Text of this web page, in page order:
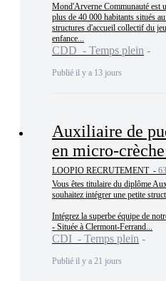
Mond'Arverne Communauté est
plus de 40 000 habitants situés
structures d'accueil collectif du
enfance...
CDD - Temps plein
Publié il y a 13 jours
Auxiliaire de
en micro-
LOOPIO RECRUTEMENT -
Vous êtes titulaire du diplôme
souhaitez intégrer une petite
Intégrez la superbe équipe de
- Située à Clermont-Ferrand...
CDI - Temps plein
Publié il y a 21 jours